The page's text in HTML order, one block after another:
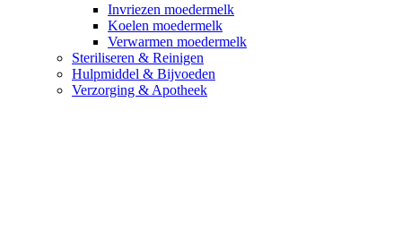
Invriezen moedermelk
Koelen moedermelk
Verwarmen moedermelk
Steriliseren & Reinigen
Hulpmiddel & Bijvoeden
Verzorging & Apotheek